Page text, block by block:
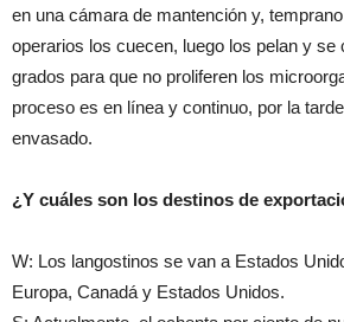
en una cámara de mantención y,
operarios los cuecen, luego los pelan y se
grados para que no proliferen los
proceso es en línea y continuo, por la
envasado.
¿Y cuáles son los destinos de
W: Los langostinos se van a Estados
Europa, Canadá y Estados Unidos.